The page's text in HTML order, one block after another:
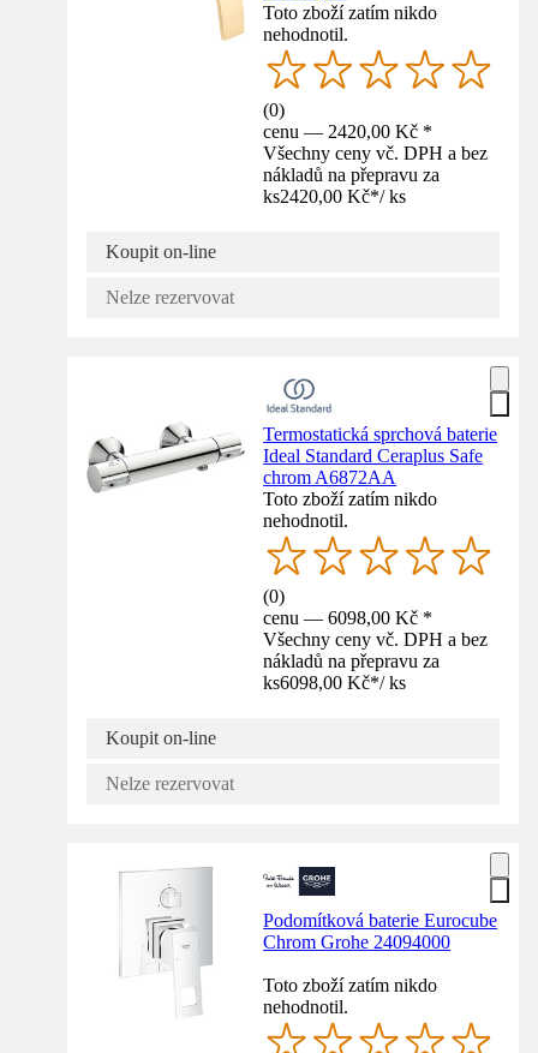
Toto zboží zatím nikdo
nehodnotil.
(0)
cenu — 2420,00 Kč *
Všechny ceny vč. DPH a bez
nákladů na přepravu za
ks2420,00 Kč*/ ks
Koupit on-line
Nelze rezervovat
Termostatická sprchová baterie
Ideal Standard Ceraplus Safe
chrom A6872AA
Toto zboží zatím nikdo
nehodnotil.
(0)
cenu — 6098,00 Kč *
Všechny ceny vč. DPH a bez
nákladů na přepravu za
ks6098,00 Kč*/ ks
Koupit on-line
Nelze rezervovat
Podomítková baterie Eurocube
Chrom Grohe 24094000
Toto zboží zatím nikdo
nehodnotil.